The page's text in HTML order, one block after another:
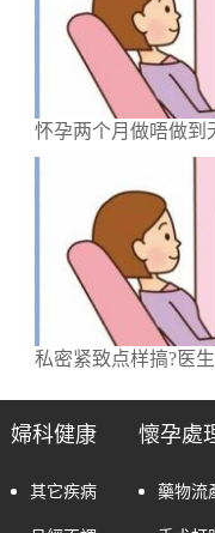
怀孕两个月做唔做到
私密紧致点样搞?医
婦科健康
其它疾病
懷孕處
藥物流